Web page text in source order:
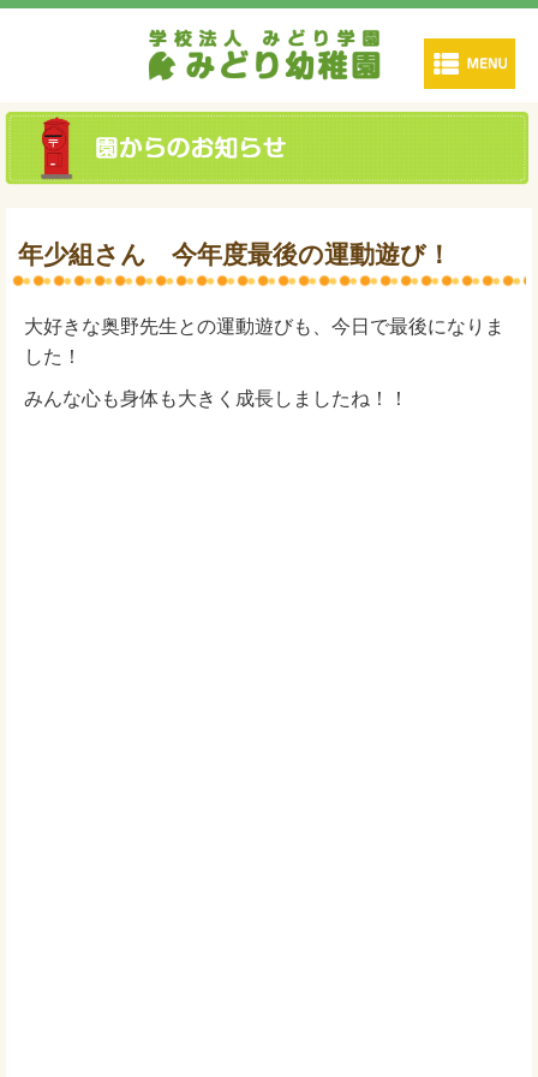
年少組さん 今年度最後の運動遊び！
大好きな奥野先生との運動遊びも、今日で最後になりま
した！
みんな心も身体も大きく成長しましたね！！